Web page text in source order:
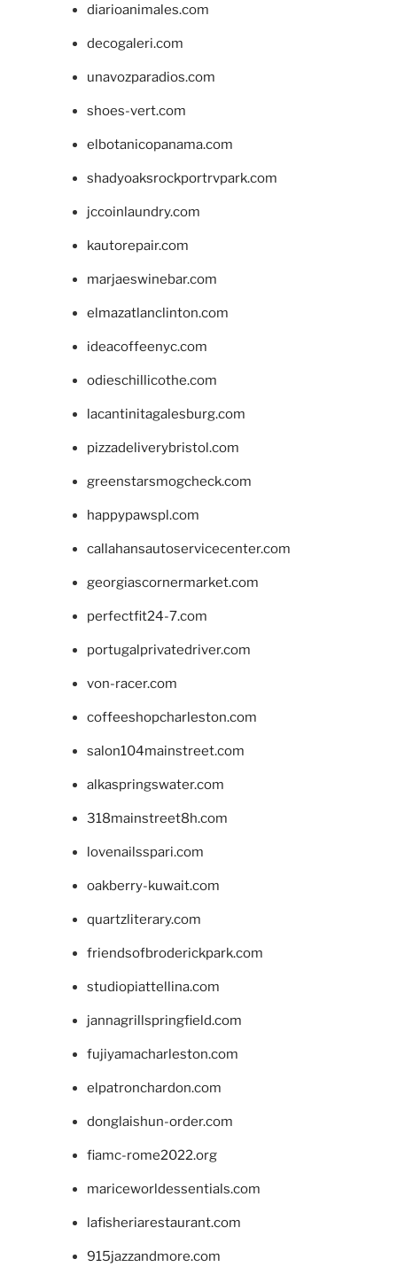
diarioanimales.com
decogaleri.com
unavozparadios.com
shoes-vert.com
elbotanicopanama.com
shadyoaksrockportrvpark.com
jccoinlaundry.com
kautorepair.com
marjaeswinebar.com
elmazatlanclinton.com
ideacoffeenyc.com
odieschillicothe.com
lacantinitagalesburg.com
pizzadeliverybristol.com
greenstarsmogcheck.com
happypawspl.com
callahansautoservicecenter.com
georgiascornermarket.com
perfectfit24-7.com
portugalprivatedriver.com
von-racer.com
coffeeshopcharleston.com
salon104mainstreet.com
alkaspringswater.com
318mainstreet8h.com
lovenailsspari.com
oakberry-kuwait.com
quartzliterary.com
friendsofbroderickpark.com
studiopiattellina.com
jannagrillspringfield.com
fujiyamacharleston.com
elpatronchardon.com
donglaishun-order.com
fiamc-rome2022.org
mariceworldessentials.com
lafisheriarestaurant.com
915jazzandmore.com